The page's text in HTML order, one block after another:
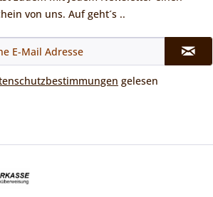
von uns. Auf geht´s ..
gelesen